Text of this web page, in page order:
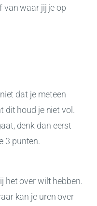
van waar jij je op
dat je meteen
dit houd je niet vol.
denk dan eerst
3 punten.
het over wilt hebben.
kan je uren over